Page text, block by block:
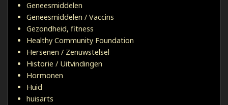
Geneesmiddelen
Geneesmiddelen / Vaccins
Gezondheid, fitness
Healthy Community Foundation
Hersenen / Zenuwstelsel
Historie / Uitvindingen
Hormonen
Huid
huisarts